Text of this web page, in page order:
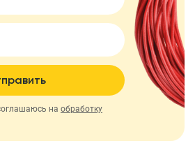
на обработку